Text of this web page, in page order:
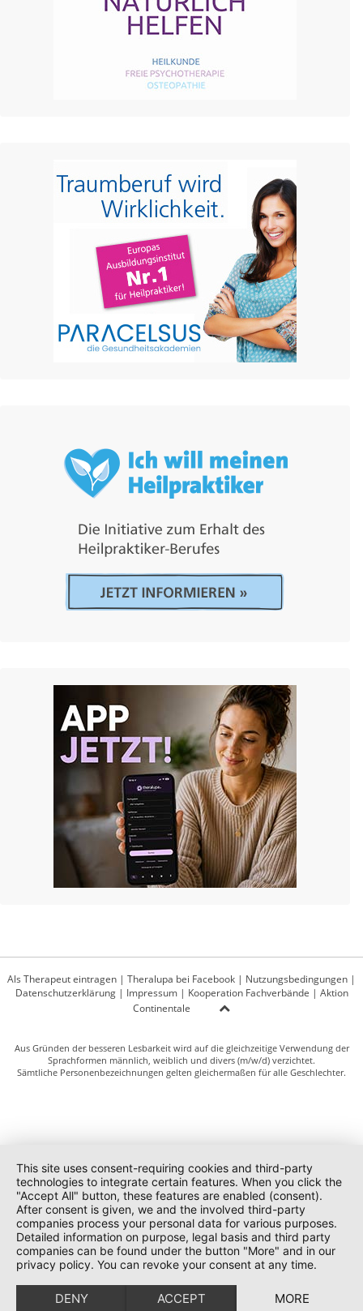
Als Therapeut eintragen | Theralupa bei Facebook | Nutzungsbedingungen |
Datenschutzerklärung| Impressum| Kooperation Fachverbände | Aktion
Continentale
Aus Gründen der besseren Lesbarkeit wird auf die gleichzeitige Verwendung der
Sprachformen männlich, weiblich und divers (m/w/d) verzichtet.
Sämtliche Personenbezeichnungen gelten gleichermaßen für alle Geschlechter.
This site uses consent-requiring cookies and third-party
technologies to integrate certain features. When you click the
"Accept All" button, these features are enabled (consent).
After consent is given, we and the involved third-party
companies process your personal data for various purposes.
Detailed information on purpose, legal basis and third party
companies can be found under the button "More" and in our
privacy policy. You can revoke your consent at any time.
DENY ACCEPT MORE